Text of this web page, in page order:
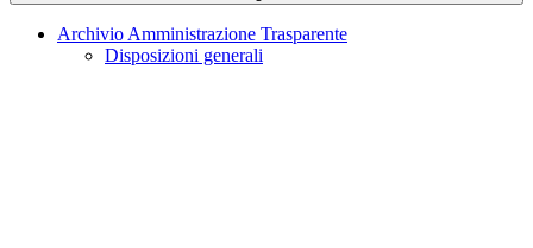
Archivio Amministrazione Trasparente
Disposizioni generali